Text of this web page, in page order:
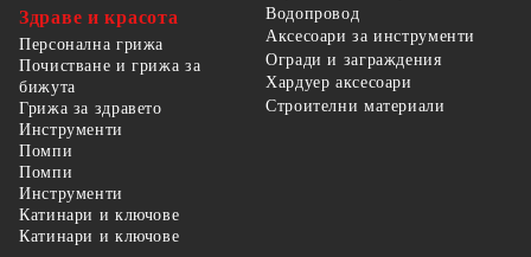
Здраве и красота
Персонална грижа
Почистване и грижа за
бижута
Грижа за здравето
Водопровод
Аксесоари за инструменти
Огради и заграждения
Хардуер аксесоари
Строителни материали
Инструменти
Помпи
Помпи
Инструменти
Катинари и ключове
Катинари и ключове